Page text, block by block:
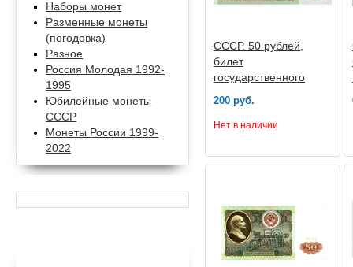
Наборы монет
Разменные монеты
(погодовка)
Разное
Россия Молодая 1992-
1995
Юбилейные монеты
СССР
Монеты России 1999-
2022
СССР. 50 рублей,
билет
государственного
банка 1992
200 руб.
Нет в наличии